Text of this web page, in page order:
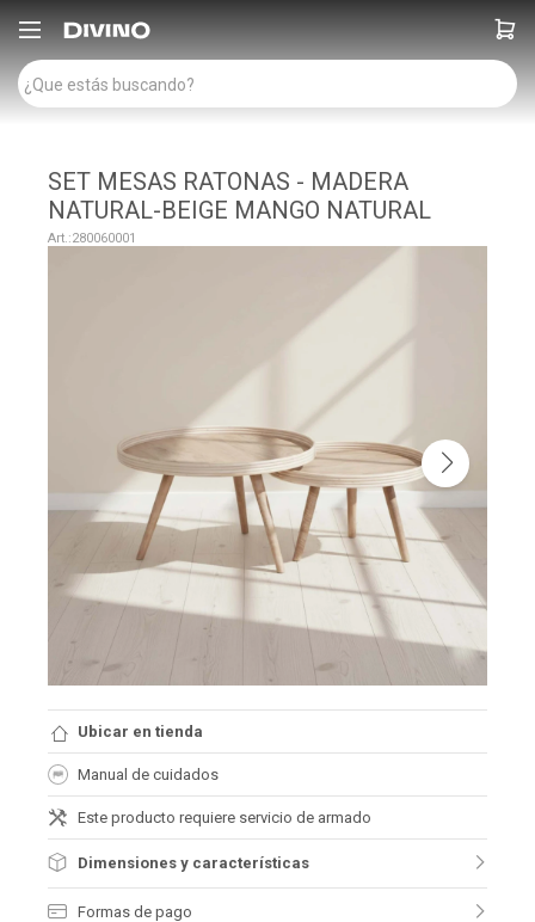

SET MESAS RATONAS - MADERA
NATURAL-BEIGE MANGO NATURAL
280060001
Ubicar en tienda
Manual de cuidados
Este producto requiere servicio de armado
Dimensiones y características
Formas de pago